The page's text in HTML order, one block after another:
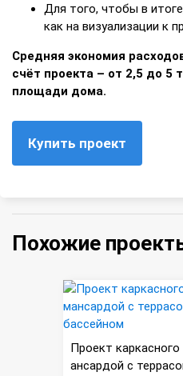
Для того, чтобы в
как на визуализации к
Средняя экономия
счёт проекта – от 2,5 до 5
площади дома.
Купить проект
Похожие
Проект
ансардой с